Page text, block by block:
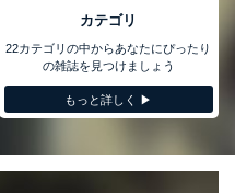
カテゴリ
22カテゴリの中からあなたにぴったり
の雑誌を見つけましょう
もっと詳しく ▶︎